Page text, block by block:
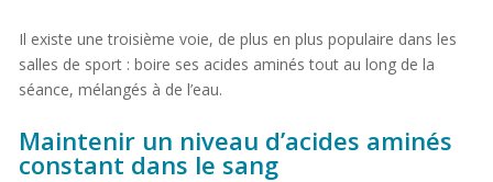
Il existe une troisième voie, de plus en plus populaire dans les
salles de sport : boire ses acides aminés tout au long de la
séance, mélangés à de l’eau.
Maintenir un niveau d’acides aminés
constant dans le sang